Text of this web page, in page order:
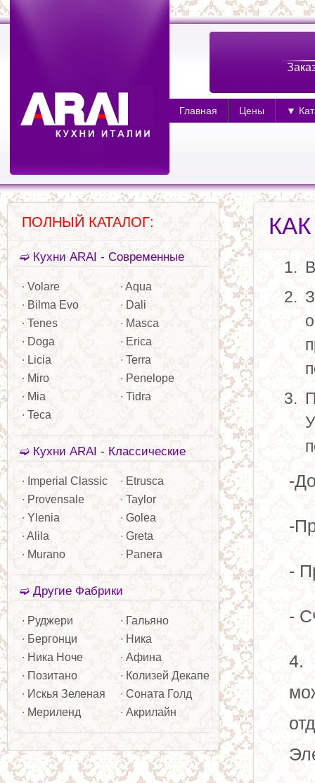
Главная Цены ▼
ПОЛНЫЙ КАТАЛОГ:
➫ Кухни ARAI - Современные
∙ Volare
∙ Bilma Evo
∙ Tenes
∙ Doga
∙ Licia
∙ Miro
∙ Mia
∙ Teca
∙ Aqua
∙ Dali
∙ Masca
∙ Erica
∙ Terra
∙ Penelope
∙ Tidra
➫ Кухни ARAI - Классические
∙ Imperial Classic
∙ Provensale
∙ Ylenia
∙ Alila
∙ Murano
∙ Etrusca
∙ Taylor
∙ Golea
∙ Greta
∙ Panera
➫ Другие Фабрики
∙ Руджери
∙ Бергонци
∙ Ника Ноче
∙ Позитано
∙ Искья Зеленая
∙ Мериленд
∙ Гальяно
∙ Ника
∙ Афина
∙ Колизей Декапе
∙ Соната Голд
∙ Акрилайн
-
-
-
-
4.